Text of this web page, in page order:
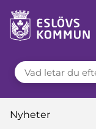
till innehåll
VAD LETAR DU
Du är här:
Nyheter